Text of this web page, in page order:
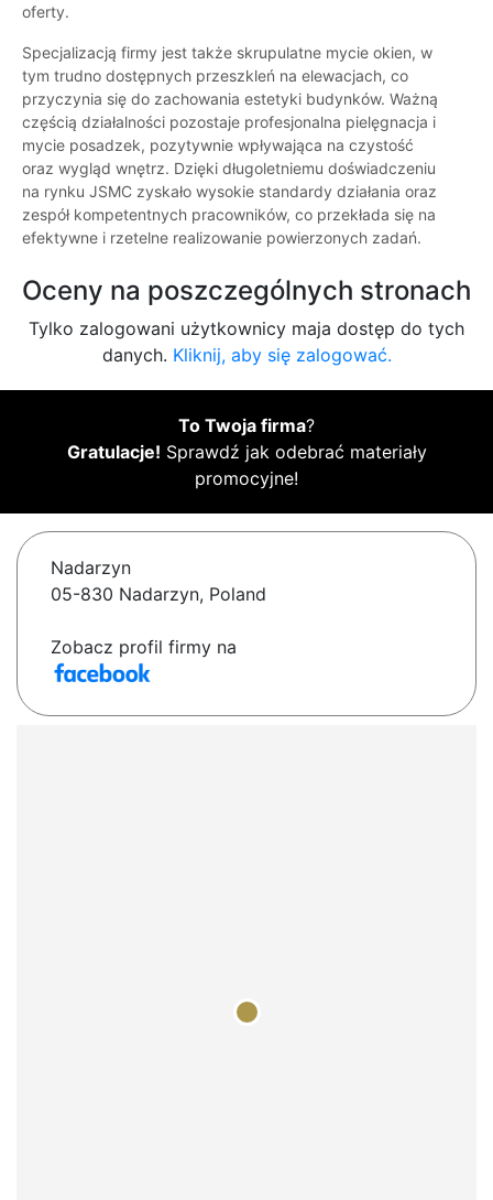
oferty.
Specjalizacją firmy jest także skrupulatne mycie okien, w
tym trudno dostępnych przeszkleń na elewacjach, co
przyczynia się do zachowania estetyki budynków. Ważną
częścią działalności pozostaje profesjonalna pielęgnacja i
mycie posadzek, pozytywnie wpływająca na czystość
oraz wygląd wnętrz. Dzięki długoletniemu doświadczeniu
na rynku JSMC zyskało wysokie standardy działania oraz
zespół kompetentnych pracowników, co przekłada się na
efektywne i rzetelne realizowanie powierzonych zadań.
Oceny na poszczególnych stronach
Tylko zalogowani użytkownicy maja dostęp do tych
danych. Kliknij, aby się zalogować.
To Twoja firma?
Gratulacje! Sprawdź jak odebrać materiały
promocyjne!
Nadarzyn
05-830 Nadarzyn, Poland
Zobacz profil firmy na